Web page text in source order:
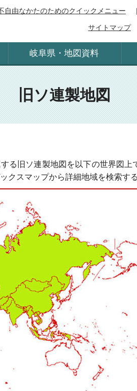
自由なかたのためのクイックメニュー
サイトマップ
岐阜県・地図資料
旧ソ連製地図
る旧ソ連製地図を以下の世界図
クスマップから詳細地域を検索す